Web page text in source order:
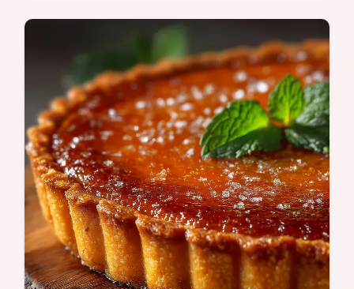
Redécouvrez le plaisir dune gaufre à la
banane saine Moelleuses à lintérieur et
croustillantes ces gaufres Banane Avoine
sont parfaites pour un Petit Déjeuner…